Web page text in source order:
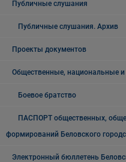
Публичные слушания
Публичные слушания. Архив
Проекты документов
Общественные, национальные и
Боевое братство
ПАСПОРТ общественных,
формирований Беловского
Электронный бюллетень